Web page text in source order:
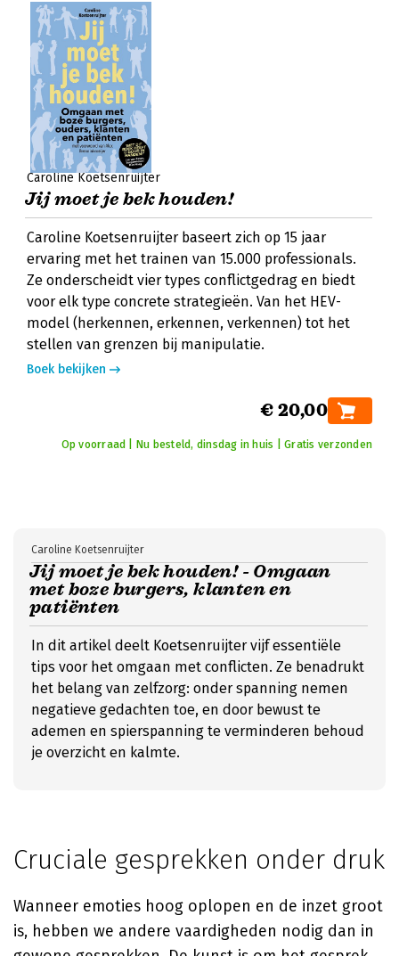
Caroline Koetsenruijter
Jij moet je bek houden!
Caroline Koetsenruijter baseert zich op 15 jaar
ervaring met het trainen van 15.000 professionals.
Ze onderscheidt vier types conflictgedrag en biedt
voor elk type concrete strategieën. Van het HEV-
model (herkennen, erkennen, verkennen) tot het
stellen van grenzen bij manipulatie.
Boek bekijken
€ 20,00
Op voorraad | Nu besteld, dinsdag in huis | Gratis verzonden
Jij moet je bek houden! - Omgaan
met boze burgers, klanten en
patiënten
Caroline Koetsenruijter
In dit artikel deelt Koetsenruijter vijf essentiële
tips voor het omgaan met conflicten. Ze benadrukt
het belang van zelfzorg: onder spanning nemen
negatieve gedachten toe, en door bewust te
ademen en spierspanning te verminderen behoud
je overzicht en kalmte.
Cruciale gesprekken onder druk
Wanneer emoties hoog oplopen en de inzet groot
is, hebben we andere vaardigheden nodig dan in